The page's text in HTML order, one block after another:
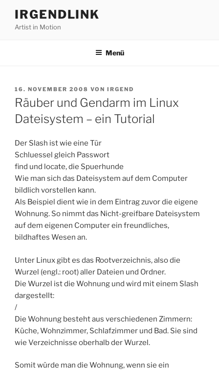
Inhalt
springen
IRGENDLINK
Artist in Motion
Menü
VERÖFFENTLICHT
AM
16. NOVEMBER 2008 VON IRGEND
Räuber und Gendarm im Linux
Dateisystem – ein Tutorial
Der Slash ist wie eine Tür
Schluessel gleich Passwort
find und locate, die Spuerhunde
Wie man sich das Dateisystem auf dem Computer
bildlich vorstellen kann.
Als Beispiel dient wie in dem Eintrag zuvor die eigene
Wohnung. So nimmt das Nicht-greifbare Dateisystem
auf dem eigenen Computer ein freundliches,
bildhaftes Wesen an.
Unter Linux gibt es das Rootverzeichnis, also die
Wurzel (engl.: root) aller Dateien und Ordner.
Die Wurzel ist die Wohnung und wird mit einem Slash
dargestellt:
/
Die Wohnung besteht aus verschiedenen Zimmern:
Küche, Wohnzimmer, Schlafzimmer und Bad. Sie sind
wie Verzeichnisse oberhalb der Wurzel.
Somit würde man die Wohnung, wenn sie ein